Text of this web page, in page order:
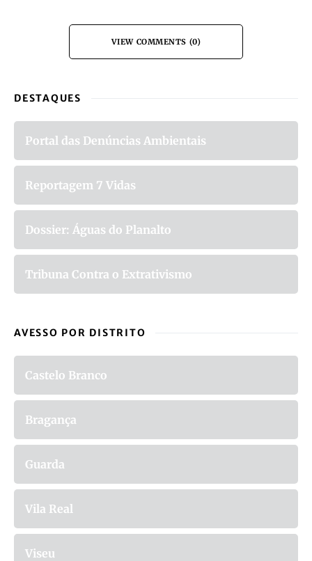
VIEW COMMENTS (0)
DESTAQUES
Portal das Denúncias Ambientais
Reportagem 7 Vidas
Dossier: Águas do Planalto
Tribuna Contra o Extrativismo
AVESSO POR DISTRITO
Castelo Branco
Bragança
Guarda
Vila Real
Viseu